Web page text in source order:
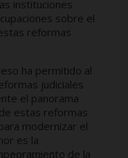
instituciones
sobre el
reformas
ha permitido al
judiciales
el panorama
estas reformas
modernizar el
es la
de la